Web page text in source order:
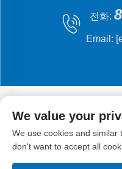
전화:
Email:
저작권 © 2024 상해 플
We value your
We use cookies and similar
don't want to accept all